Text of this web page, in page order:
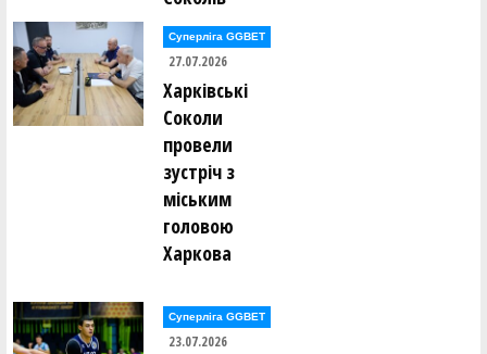
Станіслав Смірнов ()
Віктор Соболевський ()
Ігор Соловей ()
Антон Соловйов ()
Євген Сорока ()
Анна Сорокіна (Литвин) ()
Євгенія Спітковська ()
Богдан Стеценко ()
Ярослав Стецюк ()
Андрій Ступченко ()
Олександр Сукачов ()
Сергій Тисленко ()
Андрій Тихонов ()
І. Ткаченко ()
Суперліга GGBET
27.07.2026
Харківські
Соколи
провели
зустріч з
міським
головою
Харкова
Суперліга GGBET
23.07.2026